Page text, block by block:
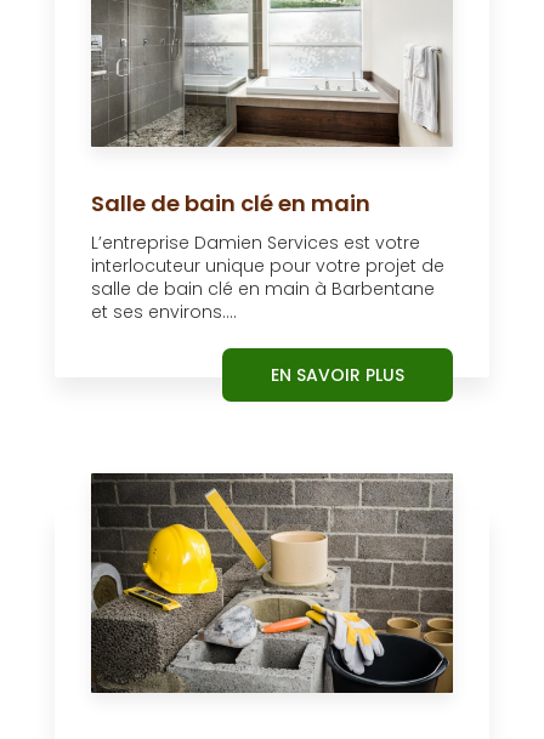
Salle de bain clé en main
L’entreprise Damien Services est votre
interlocuteur unique pour votre projet de
salle de bain clé en main à Barbentane
et ses environs....
EN SAVOIR PLUS